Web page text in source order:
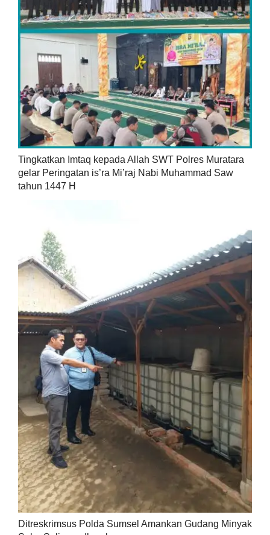
Tingkatkan Imtaq kepada Allah SWT Polres Muratara
gelar Peringatan is’ra Mi’raj Nabi Muhammad Saw
tahun 1447 H
Ditreskrimsus Polda Sumsel Amankan Gudang Minyak